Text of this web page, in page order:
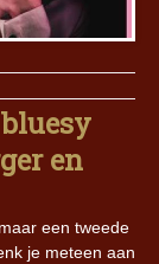
en
een tweede
je meteen aan